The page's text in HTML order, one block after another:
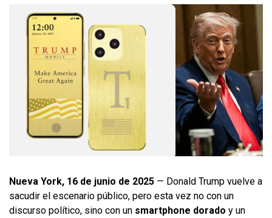
Nueva York, 16 de junio de 2025 — Donald Trump vuelve a
sacudir el escenario público, pero esta vez no con un
discurso político, sino con un smartphone dorado y un